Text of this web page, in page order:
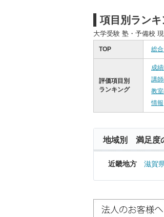
項目別ラン
大学受験 塾・予備校
TOP 総
評価項目別
ランキング
成
講
教
情報
地域別 満足度
近畿地方 滋賀